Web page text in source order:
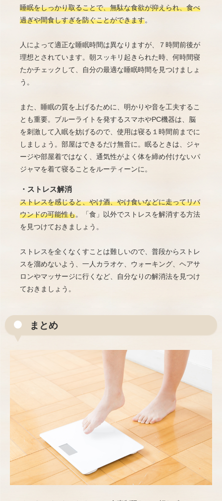
睡眠をしっかり取ることで、無駄な食欲が抑えられ、食べ
過ぎや間食しすぎを防ぐことができます。
人によって適正な睡眠時間は異なりますが、７時間前後が
理想とされています。朝スッキリ起きられた時、何時間寝
たかチェックして、自分の最適な睡眠時間を見つけましょ
う。
また、睡眠の質を上げるために、明かりや音を工夫するこ
とも重要。ブルーライトを発するスマホやPC機器は、脳
を刺激して入眠を妨げるので、使用は寝る１時間前までに
しましょう。部屋はできるだけ無音に。眠るときは、ジャ
ージや部屋着ではなく、通気性がよく体を締め付けないパ
ジャマを着て寝ることをルーティーンに。
・ストレス解消
ストレスを感じると、やけ酒、やけ食いなどに走ってリバ
ウンドの可能性も。「食」以外でストレスを解消する方法
を見つけておきましょう。
ストレスを全くなくすことは難しいので、普段からストレ
スを溜めないよう、一人カラオケ、ウォーキング、ヘアサ
ロンやマッサージに行くなど、自分なりの解消法を見つけ
ておきましょう。
まとめ